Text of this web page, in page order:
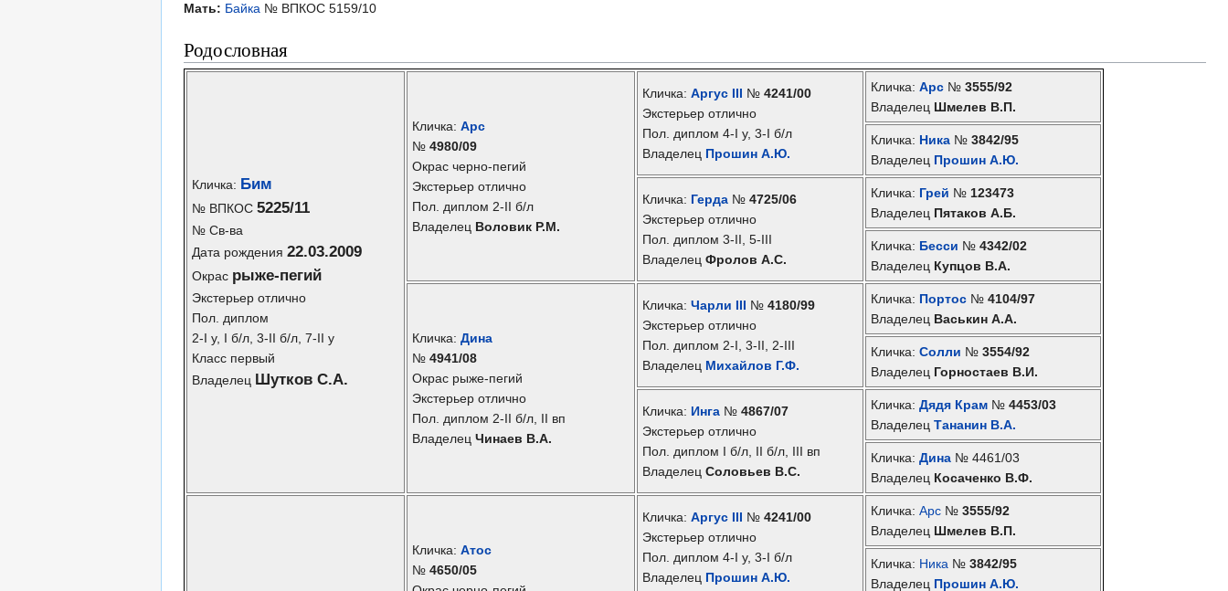
Мать: Байка № ВПКОС 5159/10
Родословная
Кличка: Бим
№ ВПКОС 5225/11
№ Св-ва
Дата рождения 22.03.2009
Окрас рыже-пегий
Экстерьер отлично
Пол. диплом
2-I у, I б/л, 3-II б/л, 7-II у
Класс первый
Владелец Шутков С.А.
Кличка: Арс
№ 4980/09
Окрас черно-пегий
Экстерьер отлично
Пол. диплом 2-II б/л
Владелец Воловик Р.М.
Кличка: Аргус III № 4241/00
Экстерьер отлично
Пол. диплом 4-I у, 3-I б/л
Владелец Прошин А.Ю.
Кличка: Арс № 3555/92
Владелец Шмелев В.П.
Кличка: Ника № 3842/95
Владелец Прошин А.Ю.
Кличка: Герда № 4725/06
Экстерьер отлично
Пол. диплом 3-II, 5-III
Владелец Фролов А.С.
Кличка: Грей № 123473
Владелец Пятаков А.Б.
Кличка: Бесси № 4342/02
Владелец Купцов В.А.
Кличка: Дина
№ 4941/08
Окрас рыже-пегий
Экстерьер отлично
Пол. диплом 2-II б/л, II вп
Владелец Чинаев В.А.
Кличка: Чарли III № 4180/99
Экстерьер отлично
Пол. диплом 2-I, 3-II, 2-III
Владелец Михайлов Г.Ф.
Кличка: Портос № 4104/97
Владелец Васькин А.А.
Кличка: Солли № 3554/92
Владелец Горностаев В.И.
Кличка: Инга № 4867/07
Экстерьер отлично
Пол. диплом I б/л, II б/л, III вп
Владелец Соловьев В.С.
Кличка: Дядя Крам № 4453/03
Владелец Тананин В.А.
Кличка: Дина № 4461/03
Владелец Косаченко В.Ф.
Кличка: Атос
№ 4650/05
Кличка: Аргус III № 4241/00
Экстерьер отлично
Пол. диплом 4-I у, 3-I б/л
Владелец Прошин А.Ю.
Кличка: Арс № 3555/92
Владелец Шмелев В.П.
Кличка: Ника № 3842/95
Владелец Прошин А.Ю.